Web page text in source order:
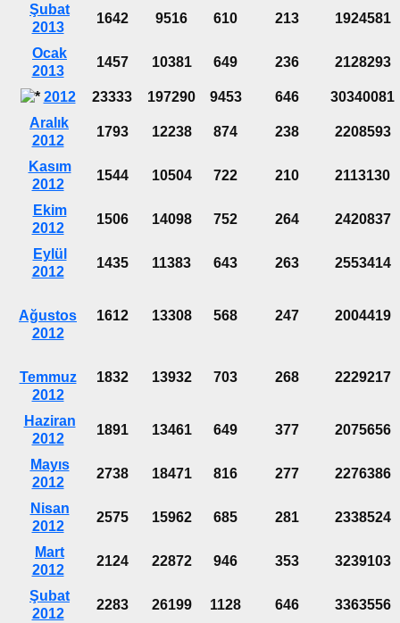
Şubat
2013
1642 9516 610 213 1924581
Ocak
2013
1457 10381 649 236 2128293
2012 23333 197290 9453 646
30340081
Aralık
2012
1793 12238 874 238 2208593
Kasım
2012
1544 10504 722 210 2113130
Ekim
2012
1506 14098 752 264 2420837
Eylül
2012
1435 11383 643 263 2553414
Ağustos
2012
1612 13308 568 247 2004419
Temmuz
2012
1832 13932 703 268 2229217
Haziran
2012
1891 13461 649 377 2075656
Mayıs
2012
2738 18471 816 277 2276386
Nisan
2012
2575 15962 685 281 2338524
Mart
2012
2124 22872 946 353 3239103
Şubat
2012
2283 26199 1128 646 3363556